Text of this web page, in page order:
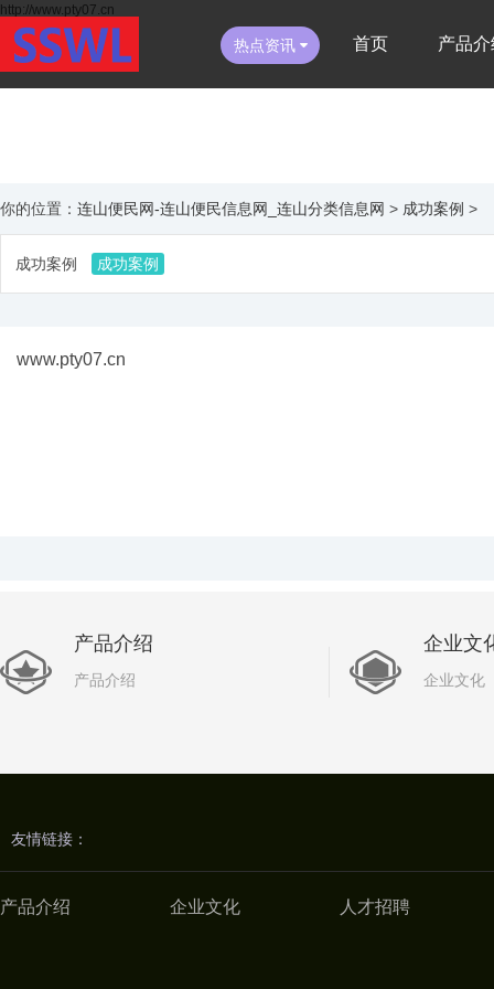
http://www.pty07.cn
热点资讯 首页 产品
你的位置： 连山便民网-连山便民信息网_连山分类信息网 > 成功案例 >
成功案例 成功案例
www.pty07.cn
产品介绍
产品介绍
企业文
企业文化
友情链接：
产品介绍 企业文化 人才招聘